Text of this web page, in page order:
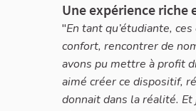
Une expérience riche
"En tant qu’étudiante,
confort, rencontrer de
avons pu mettre à profit
aimé créer ce dispositif,
donnait dans la réalité.